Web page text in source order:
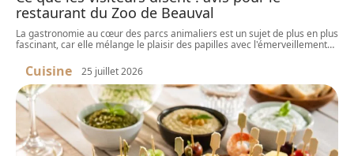
restaurant du Zoo de Beauval
La gastronomie au cœur des parcs animaliers est un sujet de plus en plus
fascinant, car elle mélange le plaisir des papilles avec l'émerveillement…
Cuisine 25 juillet 2026